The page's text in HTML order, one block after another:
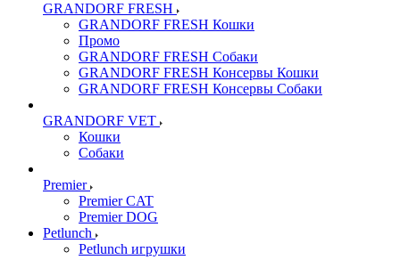
GRANDORF FRESH
GRANDORF FRESH Кошки
Промо
GRANDORF FRESH Собаки
GRANDORF FRESH Консервы Кошки
GRANDORF FRESH Консервы Собаки
GRANDORF VET
Кошки
Собаки
Premier
Premier CAT
Premier DOG
Petlunch
Petlunch игрушки